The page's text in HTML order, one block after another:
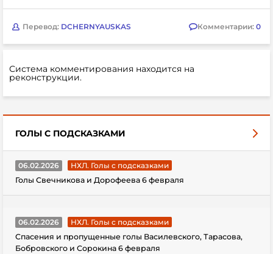
Перевод: DCHERNYAUSKAS Комментарии: 0
Система комментирования находится на
реконструкции.
ГОЛЫ С ПОДСКАЗКАМИ
06.02.2026
НХЛ. Голы с подсказками
Голы Свечникова и Дорофеева 6 февраля
06.02.2026
НХЛ. Голы с подсказками
Спасения и пропущенные голы Василевского, Тарасова,
Бобровского и Сорокина 6 февраля